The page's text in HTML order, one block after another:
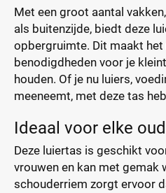
Met een groot aantal
als buitenzijde, biedt deze
opbergruimte. Dit maakt
benodigdheden voor je
houden. Of je nu luiers,
meeneemt, met deze tas
Ideaal voor elke
Deze luiertas is geschikt
vrouwen en kan met gemak
schouderriem zorgt ervoor